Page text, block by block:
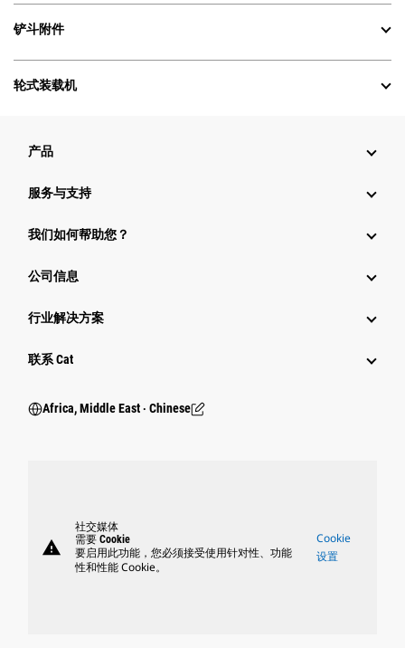
铲斗附件
轮式装载机
产品
服务与支持
我们如何帮助您？
公司信息
行业解决方案
行业
联系 Cat
Africa, Middle East ‧ Chinese
warning
社交媒体
需要 Cookie
要启用此功能，您必须接受使用针对性、功能
性和性能 Cookie。
Cookie
设置